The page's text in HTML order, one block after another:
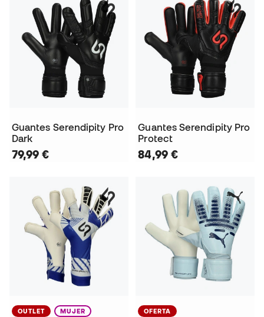
Guantes Serendipity Pro
Dark
79,99 €
Guantes Serendipity Pro
Protect
84,99 €
OUTLET MUJER OFERTA